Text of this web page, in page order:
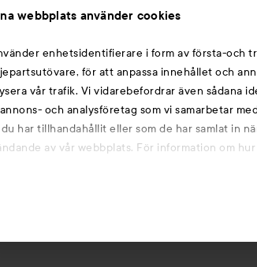
webbplats använder cookies
enhetsidentifierare i form av första-och
för att anpassa innehållet och
vår trafik. Vi vidarebefordrar även sådana
och analysföretag som vi samarbetar
du har tillhandahållit eller som de har samlat in
av vår webbplats. För information om
Cookie Consent
Partners
Du
Smink
Hårnålar